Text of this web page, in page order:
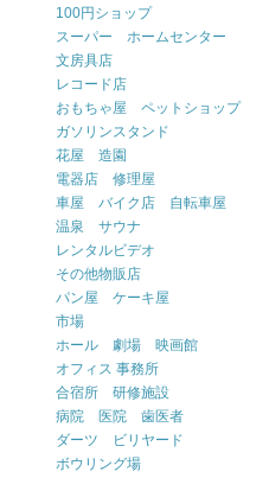
100円ショップ
スーパー ホームセンター
文房具店
レコード店
おもちゃ屋 ペットショップ
ガソリンスタンド
花屋 造園
電器店 修理屋
車屋 バイク店 自転車屋
温泉 サウナ
レンタルビデオ
その他物販店
パン屋 ケーキ屋
市場
ホール 劇場 映画館
オフィス 事務所
合宿所 研修施設
病院 医院 歯医者
ダーツ ビリヤード
ボウリング場